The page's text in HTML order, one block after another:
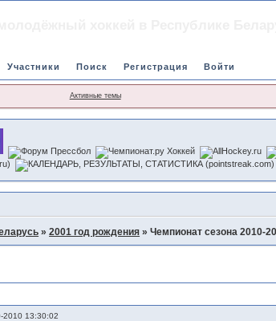
Участники Поиск Регистрация Войти
Активные темы
»2001 год рождения »Чемпионат сезона 2010-
2010 13:30:02